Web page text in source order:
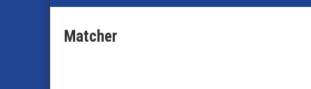
Matcher